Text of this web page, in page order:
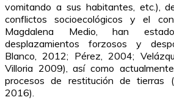
vomitando a sus habitantes, etc.),
conflictos socioecológicos y el
Magdalena Medio, han
desplazamientos forzosos y
Blanco, 2012; Pérez, 2004;
Villoria 2009), así como
procesos de restitución de tierras
2016).